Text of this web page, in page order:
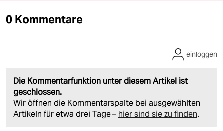
0 Kommentare
Die Kommentarfunktion unter diesem Artikel ist
geschlossen.
Wir öffnen die Kommentarspalte bei ausgewählten
Artikeln für etwa drei Tage – hier sind sie zu finden.
einloggen